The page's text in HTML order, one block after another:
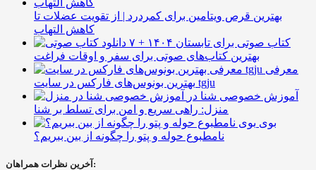
بهترین قرص ویتامین برای کمردرد | از تقویت عضلات تا
کاهش التهاب
۷ کتاب صوتی برای تابستان ۱۴۰۴ +
بهترین کتاب‌های صوتی برای سفر و اوقات فراغت
معرفی
بهترین بونوس‌های فارکس در سایت tgju
آموزش خصوصی شنا در
منزل: راهی سریع و امن برای تسلط بر شنا
بوی
نامطبوع حوله و پتو را چگونه از بین ببریم؟
آخرین نظرات همراهان: